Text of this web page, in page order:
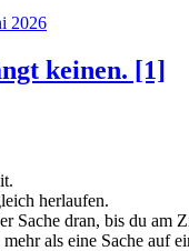
2026
keinen. [1]
herlaufen.
Sache dran, bis du am
als eine Sache auf